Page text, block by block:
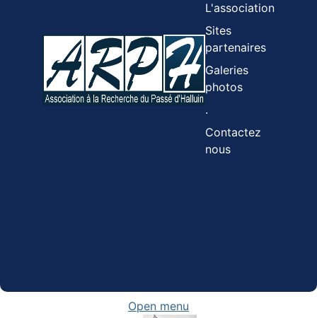
L'association
Sites
partenaires
Galeries
photos
.
Contactez
nous
Open menu